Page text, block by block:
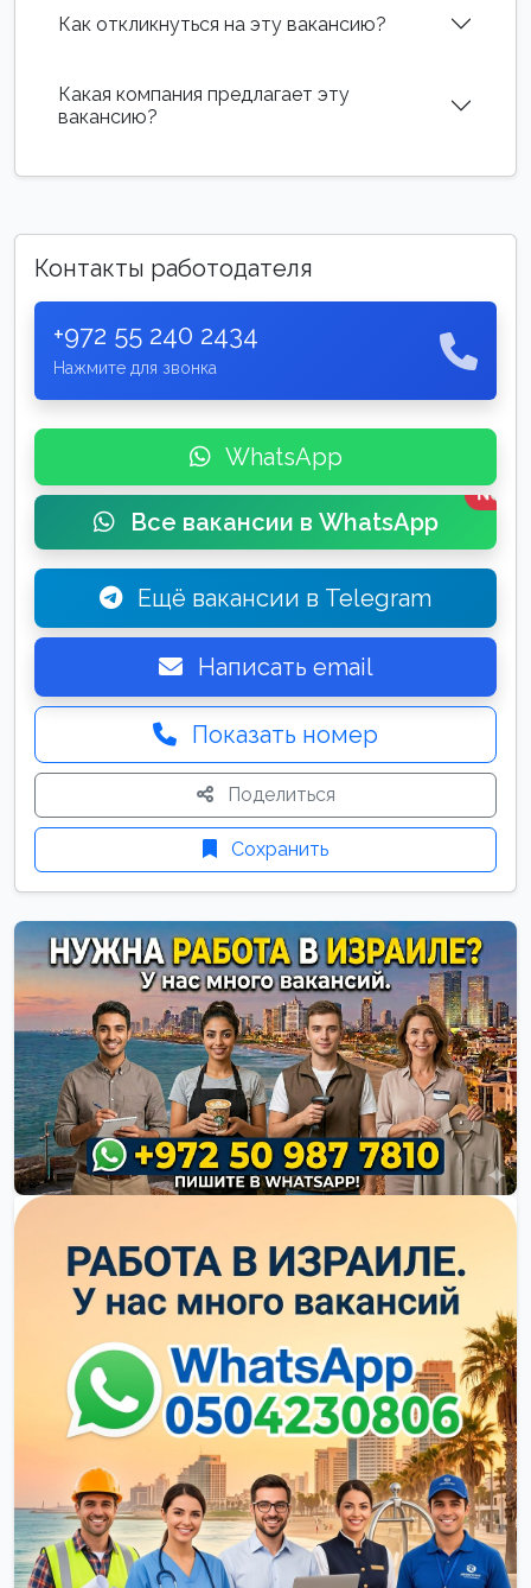
Как откликнуться на эту вакансию?
Какая компания предлагает эту
вакансию?
Контакты работодателя
+972 55 240 2434
Нажмите для звонка
WhatsApp
Все вакансии в WhatsApp
New
Ещё вакансии в Telegram
Написать email
Показать номер
Поделиться
Сохранить